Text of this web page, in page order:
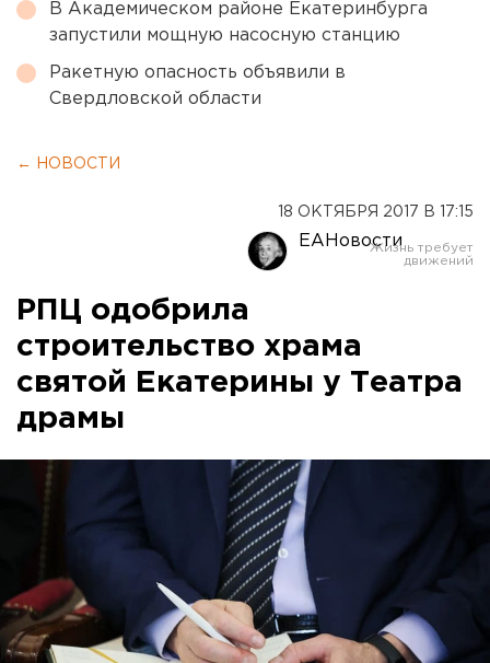
В Академическом районе Екатеринбурга
запустили мощную насосную станцию
Ракетную опасность объявили в
Свердловской области
← НОВОСТИ
18 ОКТЯБРЯ 2017 В 17:15
ЕАНовости
РПЦ одобрила
строительство храма
святой Екатерины у Театра
драмы